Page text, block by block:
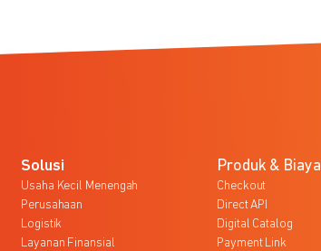
Solusi
Usaha Kecil Menengah
Perusahaan
Logistik
Layanan Finansial
Produk & Biaya
Checkout
Direct API
Digital Catalog
Payment Link